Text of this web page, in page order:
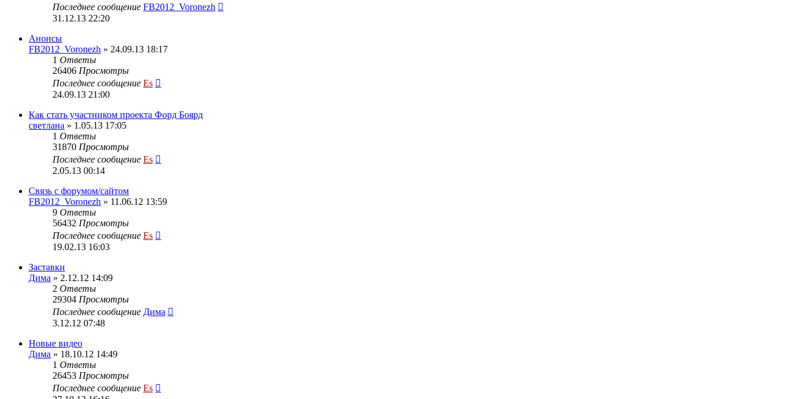
Последнее сообщение FB2012_Voronezh
31.12.13 22:20
Анонсы
FB2012_Voronezh » 24.09.13 18:17
1 Ответы
26406 Просмотры
Последнее сообщение Es
24.09.13 21:00
Как стать участником проекта Форд Боярд
светлана » 1.05.13 17:05
1 Ответы
31870 Просмотры
Последнее сообщение Es
2.05.13 00:14
Cвязь с форумом/сайтом
FB2012_Voronezh » 11.06.12 13:59
9 Ответы
56432 Просмотры
Последнее сообщение Es
19.02.13 16:03
Заставки
Дима » 2.12.12 14:09
2 Ответы
29304 Просмотры
Последнее сообщение Дима
3.12.12 07:48
Новые видео
Дима » 18.10.12 14:49
1 Ответы
26453 Просмотры
Последнее сообщение Es